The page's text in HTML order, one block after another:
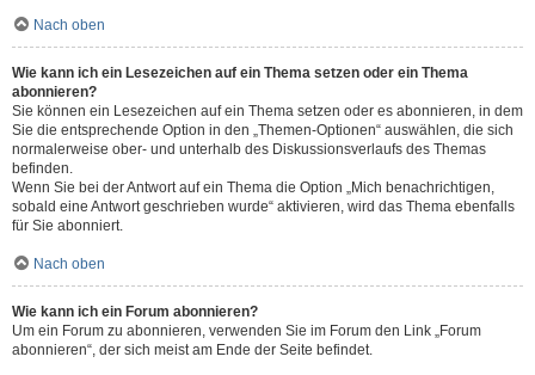
Nach oben
Wie kann ich ein Lesezeichen auf ein Thema setzen oder ein Thema
abonnieren?
Sie können ein Lesezeichen auf ein Thema setzen oder es abonnieren, in dem
Sie die entsprechende Option in den „Themen-Optionen“ auswählen, die sich
normalerweise ober- und unterhalb des Diskussionsverlaufs des Themas
befinden.
Wenn Sie bei der Antwort auf ein Thema die Option „Mich benachrichtigen,
sobald eine Antwort geschrieben wurde“ aktivieren, wird das Thema ebenfalls
für Sie abonniert.
Nach oben
Wie kann ich ein Forum abonnieren?
Um ein Forum zu abonnieren, verwenden Sie im Forum den Link „Forum
abonnieren“, der sich meist am Ende der Seite befindet.